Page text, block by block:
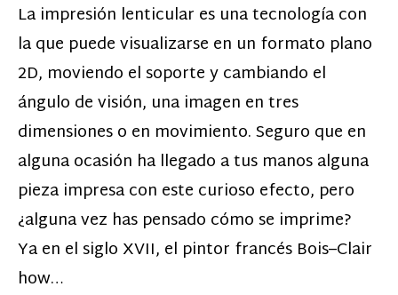
La impresión lenticular es una tecnología con
la que puede visualizarse en un formato plano
2D, moviendo el soporte y cambiando el
ángulo de visión, una imagen en tres
dimensiones o en movimiento. Seguro que en
alguna ocasión ha llegado a tus manos alguna
pieza impresa con este curioso efecto, pero
¿alguna vez has pensado cómo se imprime?
Ya en el siglo XVII, el pintor francés Bois–Clair
how…